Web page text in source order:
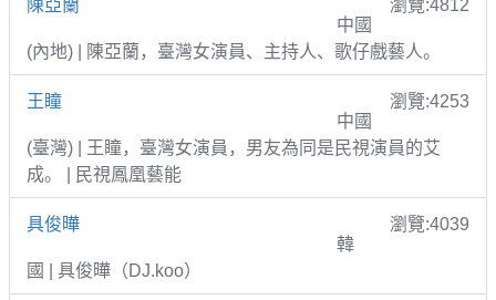
陳亞蘭
瀏覽:4812
中國
(內地) | 陳亞蘭，臺灣女演員、主持人、歌仔戲藝人。
王瞳
瀏覽:4253
中國
(臺灣) | 王瞳，臺灣女演員，男友為同是民視演員的艾
成。 | 民視鳳凰藝能
具俊曄
瀏覽:4039
韓
國 | 具俊曄（DJ.koo）